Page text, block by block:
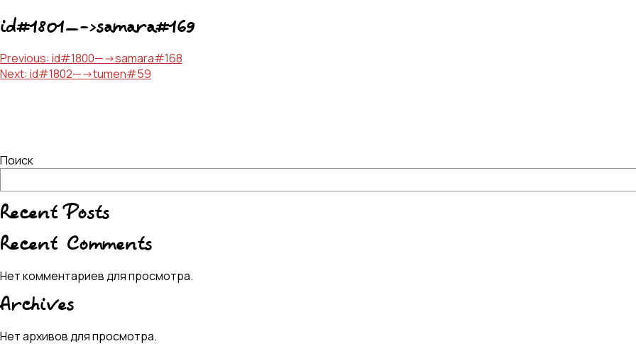
id#1801—->samara#169
Навигация
по
Previous: id#1800—->samara#168
Next: id#1802—->tumen#59
Поиск
Recent Posts
Recent Comments
Нет комментариев для просмотра.
Archives
Нет архивов для просмотра.